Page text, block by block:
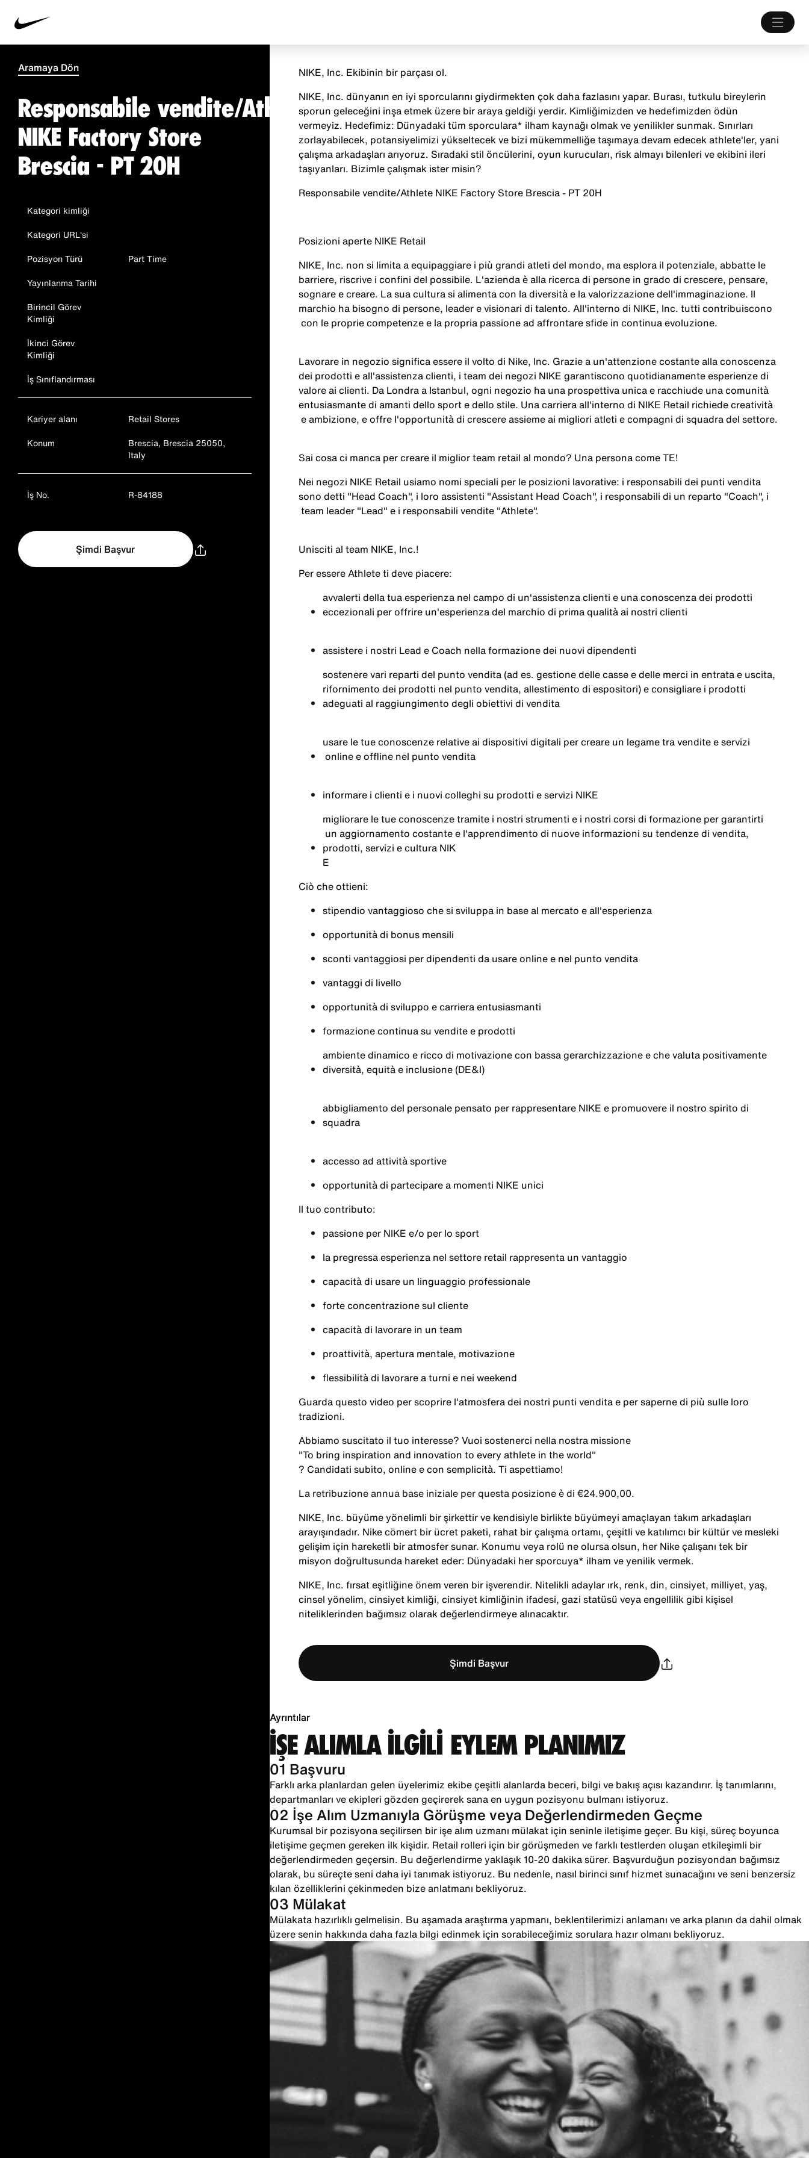
Aramaya Dön
Responsabile vendite/Athlete
NIKE Factory Store
Brescia - PT 20H
Kategori kimliği
Kategori URL'si
Pozisyon Türü
Part Time
Yayınlanma Tarihi
Birincil Görev
Kimliği
İkinci Görev
Kimliği
İş Sınıflandırması
Kariyer alanı
Retail Stores
Konum
Brescia, Brescia 25050,
Italy
İş No. R-84188
Şimdi Başvur
NIKE, Inc. Ekibinin bir parçası ol.
NIKE, Inc. dünyanın en iyi sporcularını giydirmekten çok daha fazlasını yapar. Burası, tutkulu bireylerin
sporun geleceğini inşa etmek üzere bir araya geldiği yerdir. Kimliğimizden ve hedefimizden ödün
vermeyiz. Hedefimiz: Dünyadaki tüm sporculara* ilham kaynağı olmak ve yenilikler sunmak. Sınırları
zorlayabilecek, potansiyelimizi yükseltecek ve bizi mükemmelliğe taşımaya devam edecek athlete'ler, yani
çalışma arkadaşları arıyoruz. Sıradaki stil öncülerini, oyun kurucuları, risk almayı bilenleri ve ekibini ileri
taşıyanları. Bizimle çalışmak ister misin?
Responsabilevendite/Athlete NIKE Factory Store Brescia - PT 20H
Posizioni aperte NIKE Retail
NIKE, Inc. non si limitaaequipaggiare i più grandi atleti del mondo, maesplora il potenziale, abbatte le
barriere, riscrive i confini del possibile. L'aziendaè alla ricercadi persone in grado di crescere, pensare,
sognareecreare. Lasuaculturasi alimentacon ladiversitàe lavalorizzazionedell'immaginazione. Il
marchio ha bisogno di persone, leader evisionari di talento. All'interno di NIKE, Inc. tutti contribuiscono
con le propriecompetenzee la propria passionead affrontaresfide in continuaevoluzione.
Lavorare in negozio significaessere il volto di Nike, Inc. Grazie a un'attenzionecostanteallaconoscenza
dei prodotti eall'assistenzaclienti, i team dei negozi NIKE garantiscono quotidianamenteesperienzedi
valoreai clienti. Da Londra a Istanbul, ogni negozio ha una prospettiva unica e racchiude unacomunità
entusiasmantedi amanti dello sport edello stile. Unacarrieraall'interno di NIKE Retail richiedecreatività
eambizione, eoffre l'opportunitàdi crescereassiemeai migliori atleti ecompagni di squadradel settore.
Sai cosaci manca percreare il migliorteam retail al mondo? Una persona comeTE!
Nei negozi NIKE Retail usiamo nomi speciali per le posizioni lavorative: i responsabili dei punti vendita
sono detti "Head Coach", i loro assistenti "Assistant Head Coach", i responsabili di un reparto "Coach", i
team leader "Lead" e i responsabili vendite "Athlete".
Unisciti al team NIKE, Inc.!
PeressereAthleteti deve piacere:
avvalerti dellatuaesperienza nel campo di un'assistenzaclienti e unaconoscenzadei prodotti
eccezionali peroffrire un'esperienzadel marchio di primaqualitàai nostri clienti
assistere i nostri Lead e Coach nellaformazionedei nuovi dipendenti
sostenerevari reparti del punto vendita (ad es. gestionedellecassee delle merci in entratae uscita,
rifornimento dei prodotti nel punto vendita, allestimento di espositori) econsigliare i prodotti
adeguati al raggiungimento degli obiettivi di vendita
usare letueconoscenze relative ai dispositivi digitali percreare un legametravenditeeservizi
online e offline nel punto vendita
informare i clienti e i nuovi colleghi su prodotti eservizi NIKE
migliorare letueconoscenzetramite i nostri strumenti e i nostri corsi di formazione pergarantirti
un aggiornamento costantee l'apprendimento di nuove informazioni su tendenzedi vendita,
prodotti, servizi ecultura NIK
E
Ciò cheottieni:
stipendio vantaggioso chesi sviluppa in base al mercato eall'esperienza
opportunitàdi bonus mensili
sconti vantaggiosi perdipendenti da usareonline e nel punto vendita
vantaggi di livello
opportunitàdi sviluppo ecarrieraentusiasmanti
formazionecontinuasu venditee prodotti
ambientedinamico e ricco di motivazionecon bassagerarchizzazioneechevaluta positivamente
diversità, equitàe inclusione (DE&I)
abbigliamento del personale pensato per rappresentare NIKE e promuovere il nostro spirito di
squadra
accesso ad attivitàsportive
opportunitàdi parteciparea momenti NIKE unici
Il tuo contributo:
passione per NIKE e/o per lo sport
la pregressaesperienza nel settore retail rappresenta un vantaggio
capacitàdi usare un linguaggio professionale
forteconcentrazionesul cliente
capacitàdi lavorare in un team
proattività, apertura mentale, motivazione
flessibilitàdi lavorareaturni e nei weekend
Guardaquesto video perscoprire l'atmosferadei nostri punti venditae persapernedi più sulle loro
tradizioni.
Abbiamo suscitato il tuo interesse? Vuoi sostenerci nella nostra missione
"To bring inspiration and innovation to every athlete in the world"
? Candidati subito, online e con semplicità. Ti aspettiamo!
La retribuzione annua base iniziale per questa posizione è di €24.900,00.
NIKE, Inc. büyüme yönelimli bir şirkettir ve kendisiyle birlikte büyümeyi amaçlayan takım arkadaşları
arayışındadır. Nike cömert bir ücret paketi, rahat bir çalışma ortamı, çeşitli ve katılımcı bir kültür ve mesleki
gelişim için hareketli bir atmosfer sunar. Konumu veya rolü ne olursa olsun, her Nike çalışanı tek bir
misyon doğrultusunda hareket eder: Dünyadaki her sporcuya* ilham ve yenilik vermek.
NIKE, Inc. fırsat eşitliğine önem veren bir işverendir. Nitelikli adaylar ırk, renk, din, cinsiyet, milliyet, yaş,
cinsel yönelim, cinsiyet kimliği, cinsiyet kimliğinin ifadesi, gazi statüsü veya engellilik gibi kişisel
niteliklerinden bağımsız olarak değerlendirmeye alınacaktır.
Şimdi Başvur
Ayrıntılar
İŞE ALIMLA İLGİLİ EYLEM PLANIMIZ
01 Başvuru
Farklı arka planlardan gelen üyelerimiz ekibe çeşitli alanlarda beceri, bilgi ve bakış açısı kazandırır. İş tanımlarını,
departmanları ve ekipleri gözden geçirerek sana en uygun pozisyonu bulmanı istiyoruz.
02 İşe Alım Uzmanıyla Görüşme veya Değerlendirmeden Geçme
Kurumsal bir pozisyona seçilirsen bir işe alım uzmanı mülakat için seninle iletişime geçer. Bu kişi, süreç boyunca
iletişime geçmen gereken ilk kişidir. Retail rolleri için bir görüşmeden ve farklı testlerden oluşan etkileşimli bir
değerlendirmeden geçersin. Bu değerlendirme yaklaşık 10-20 dakika sürer. Başvurduğun pozisyondan bağımsız
olarak, bu süreçte seni daha iyi tanımak istiyoruz. Bu nedenle, nasıl birinci sınıf hizmet sunacağını ve seni benzersiz
kılan özelliklerini çekinmeden bize anlatmanı bekliyoruz.
03 Mülakat
Mülakata hazırlıklı gelmelisin. Bu aşamada araştırma yapmanı, beklentilerimizi anlamanı ve arka planın da dahil olmak
üzere senin hakkında daha fazla bilgi edinmek için sorabileceğimiz sorulara hazır olmanı bekliyoruz.